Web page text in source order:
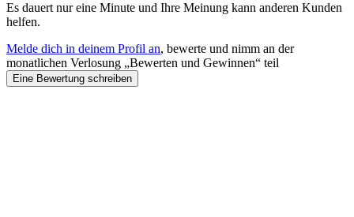
Es dauert nur eine Minute und Ihre Meinung kann anderen Kunden
helfen.
Melde dich in deinem Profil an, bewerte und nimm an der
monatlichen Verlosung „Bewerten und Gewinnen“ teil
Eine Bewertung schreiben